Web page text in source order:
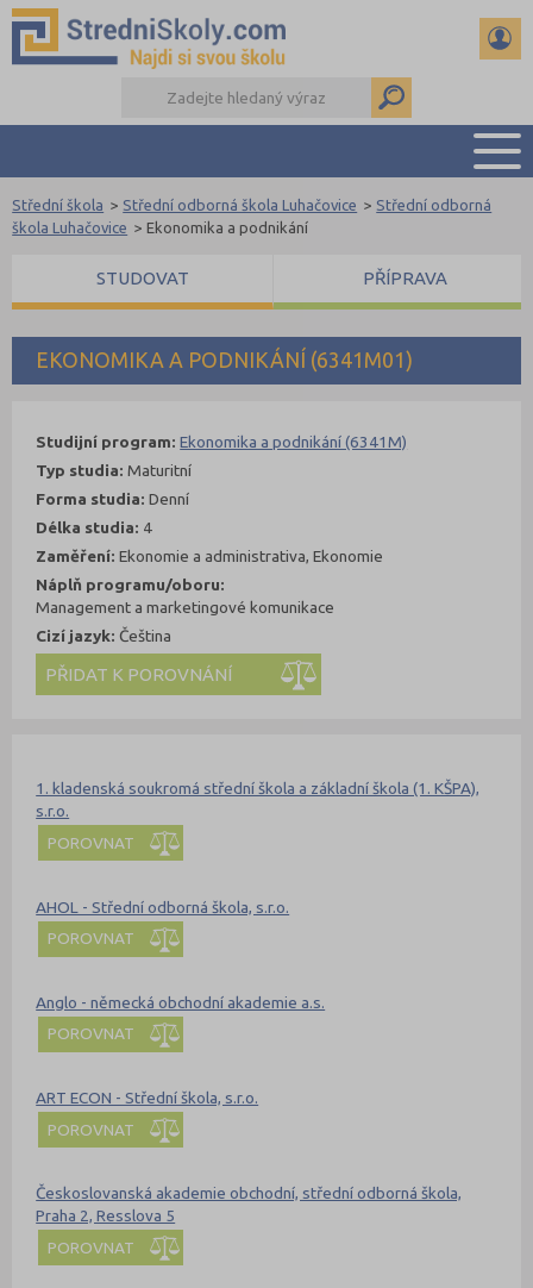
DŮLEŽITÉ TERMÍNY
DALŠÍ DRUHY ŠKOL
EKONOMIKA A PODNIKÁNÍ (6341M01)
Střední škola > Střední odborná škola Luhačovice > Střední odborná
škola Luhačovice > Ekonomika a podnikání
Studijní program:Ekonomika a podnikání (6341M)
Typ studia:Maturitní
Forma studia:Denní
Délka studia: 4
Zaměření:Ekonomie a administrativa, Ekonomie
Náplň programu/oboru:
Management a marketingové komunikace
Cizí jazyk:Čeština
STUDOVAT PŘÍPRAVA
1. kladenská soukromá střední škola a základní škola (1. KŠPA),
s.r.o.
POROVNAT
AHOL - Střední odborná škola, s.r.o.
POROVNAT
Anglo - německá obchodní akademie a.s.
POROVNAT
ART ECON - Střední škola, s.r.o.
POROVNAT
Českoslovanská akademie obchodní, střední odborná škola,
Praha 2, Resslova 5
POROVNAT